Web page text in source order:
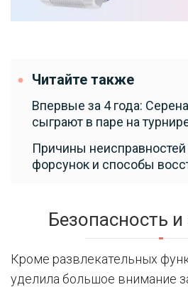
Читайте также
Впервые за 4 года:
сыграют в паре на
Причины
форсунок и способы
Безопасность
Кроме развлекательных
уделила большое внимание